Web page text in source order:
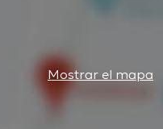
Mostrar el mapa